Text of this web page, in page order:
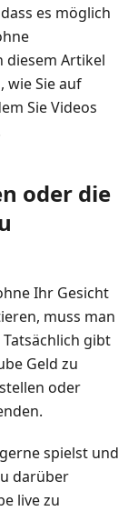
es möglich
diesem Artikel
wie Sie auf
Sie Videos
oder die
Ihr Gesicht
muss man
gibt
Geld zu
oder
spielst und
darüber
live zu